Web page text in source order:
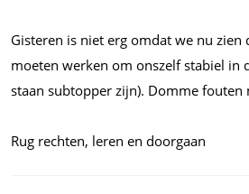
Gisteren is niet erg omdat we nu zien
moeten werken om onszelf stabiel in
staan subtopper zijn). Domme fouten
Rug rechten, leren en doorgaan